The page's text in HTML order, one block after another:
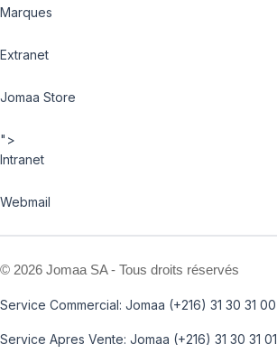
Marques
Extranet
Jomaa Store
">
Intranet
Webmail
© 2026 Jomaa SA - Tous droits réservés
Service Commercial: Jomaa (+216) 31 30 31 00
Service Apres Vente: Jomaa (+216) 31 30 31 01